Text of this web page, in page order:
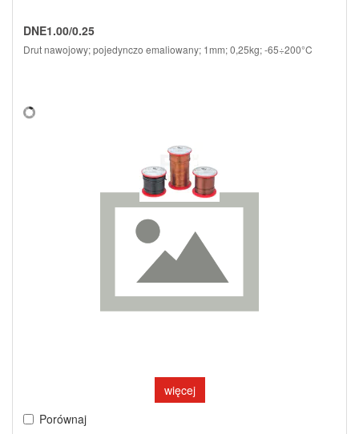
DNE1.00/0.25
Drut nawojowy; pojedynczo emaliowany; 1mm; 0,25kg; -65÷200°C
więcej
Porównaj